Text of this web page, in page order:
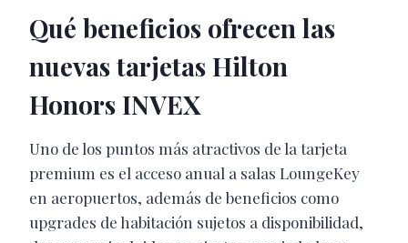
Qué beneficios ofrecen las
nuevas tarjetas Hilton
Honors INVEX
Uno de los puntos más atractivos de la tarjeta
premium es el acceso anual a salas LoungeKey
en aeropuertos, además de beneficios como
upgrades de habitación sujetos a disponibilidad,